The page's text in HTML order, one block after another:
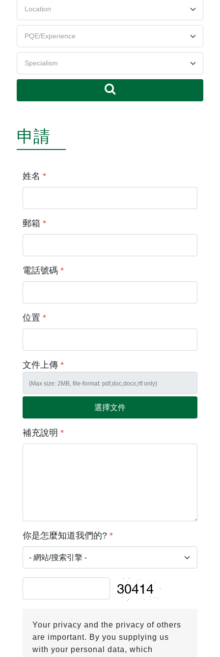
申請
姓名 *
郵箱 *
電話號碼 *
位置 *
文件上傳*
選擇文件
補充說明*
你是怎麼知道我們的?*
Your privacy and the privacy of others
are important. By you supplying us
with your personal data, which